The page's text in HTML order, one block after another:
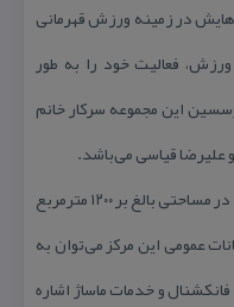
در زمینه ورزش قهرمانی
در ورزش، فعالیت خود را به طور
نام‌های مؤسسین این مجموعه سركار خانم
علیرضا قیاسی می‌باشد.
باید بدانید كه مجموعه ورزشی Block# 68 در مساحتی بالغ بر ۱۲۰۰ مترمربع
عمومی این مركز می‌‌توان به
و خدمات ماساژ اشاره